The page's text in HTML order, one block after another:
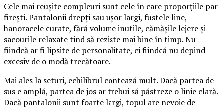
Cele mai reușite compleuri sunt cele în care proporțiile par
firești. Pantalonii drepți sau ușor largi, fustele line,
hanoracele curate, fără volume inutile, cămășile lejere și
sacourile relaxate tind să reziste mai bine în timp. Nu
fiindcă ar fi lipsite de personalitate, ci fiindcă nu depind
excesiv de o modă trecătoare.
Mai ales la seturi, echilibrul contează mult. Dacă partea de
sus e amplă, partea de jos ar trebui să păstreze o linie clară.
Dacă pantalonii sunt foarte largi, topul are nevoie de